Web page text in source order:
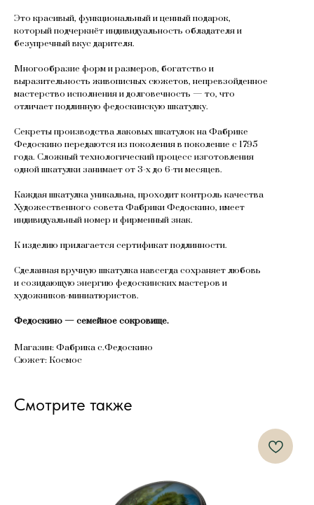
Это красивый, функциональный и ценный подарок,
который подчеркнёт индивидуальность обладателя и
безупречный вкус дарителя.
Многообразие форм и размеров, богатство и
выразительность живописных сюжетов, непревзойденное
мастерство исполнения и долговечность — то, что
отличает подлинную федоскинскую шкатулку.
Секреты производства лаковых шкатулок на Фабрике
Федоскино передаются из поколения в поколение с 1795
года. Сложный технологический процесс изготовления
одной шкатулки занимает от 3-х до 6-ти месяцев.
Каждая шкатулка уникальна, проходит контроль качества
Художественного совета Фабрики Федоскино, имеет
индивидуальный номер и фирменный знак.
К изделию прилагается сертификат подлинности.
Сделанная вручную шкатулка навсегда сохраняет любовь
и созидающую энергию федоскинских мастеров и
художников-миниатюристов.
Федоскино — семейное сокровище.
Магазин: Фабрика с.Федоскино
Сюжет: Космос
Смотрите также